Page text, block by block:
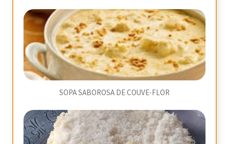
SOPA SABOROSA DE COUVE-FLOR